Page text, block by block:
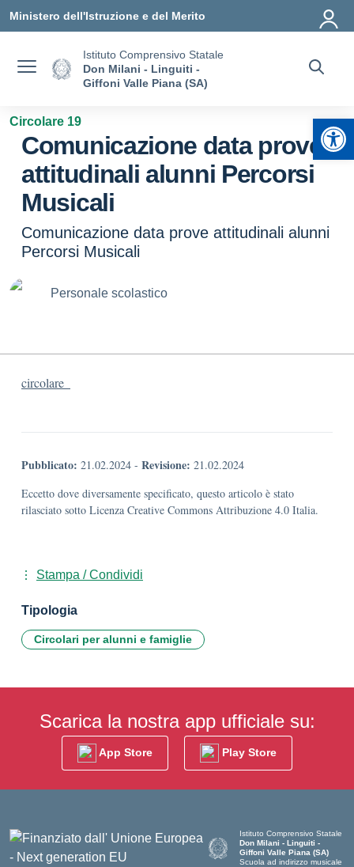
Ministero dell'Istruzione e del Merito
Istituto Comprensivo Statale
Don Milani - Linguiti -
Giffoni Valle Piana (SA)
Circolare 19
Comunicazione data prove
attitudinali alunni Percorsi
Musicali
Comunicazione data prove attitudinali alunni
Percorsi Musicali
Personale scolastico
circolare_
Pubblicato: 21.02.2024 - Revisione: 21.02.2024
Eccetto dove diversamente specificato, questo articolo è stato
rilasciato sotto Licenza Creative Commons Attribuzione 4.0 Italia.
Stampa / Condividi
Tipologia
Circolari per alunni e famiglie
Scarica la nostra app ufficiale su:
App Store Play Store
Istituto Comprensivo Statale
Don Milani - Linguiti -
Giffoni Valle Piana (SA)
Scuola ad indirizzo musicale